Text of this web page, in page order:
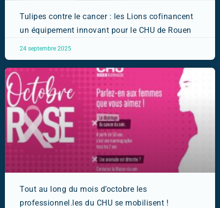
Tulipes contre le cancer : les Lions cofinancent
un équipement innovant pour le CHU de Rouen
24 septembre 2025
Tout au long du mois d’octobre les
professionnel.les du CHU se mobilisent !